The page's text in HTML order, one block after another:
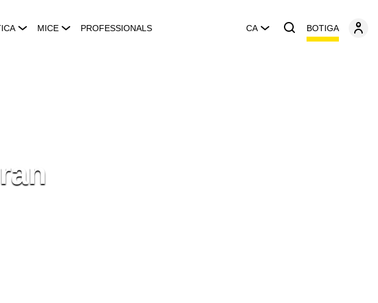
MICE PROFESSIONALS CA BOTIGA